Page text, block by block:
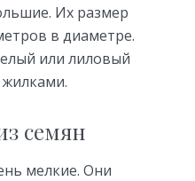
Их размер
в диаметре.
или лиловый
семян
мелкие. Они